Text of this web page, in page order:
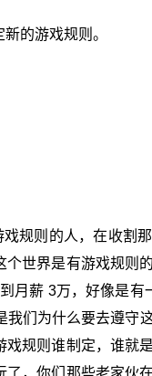
的游戏规则。
规则的人，在收割
世界是有游戏规则
月薪 3万，好像是有
们为什么要去遵守
规则谁制定，谁就
，你们那些老家伙